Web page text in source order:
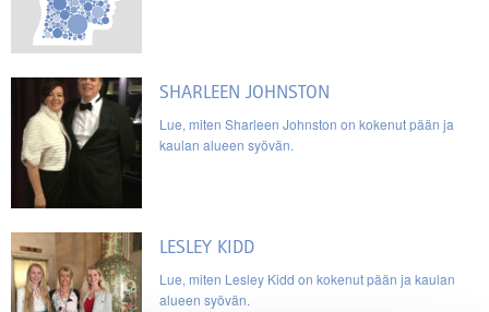
SHARLEEN JOHNSTON
Lue, miten Sharleen Johnston on kokenut pään ja
kaulan alueen syövän.
LESLEY KIDD
Lue, miten Lesley Kidd on kokenut pään ja kaulan
alueen syövän.